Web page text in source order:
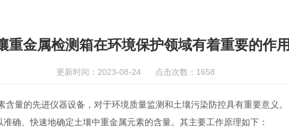
重金属检测箱在环境保护领域有着重要的作用
更新时间：2023-08-24 点击次数：1658
的先进仪器设备，对于环境质量监测和土壤污染防控具有重要意义。
、快速地确定土壤中重金属元素的含量。其主要工作原理如下：